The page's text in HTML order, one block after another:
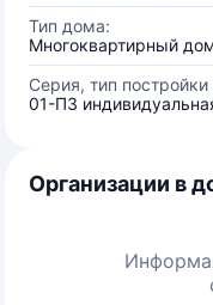
Тип дома:
Многоквартирный
Серия, тип постройки
01-ПЗ
Организации в